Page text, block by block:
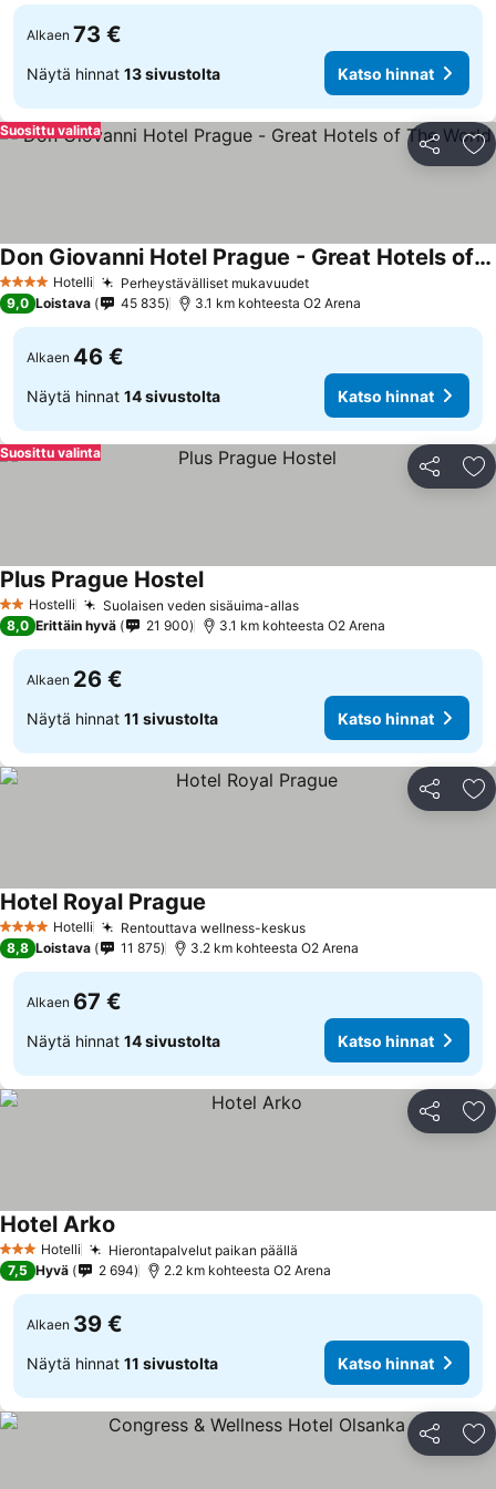
Alkaen 73 €
Näytä hinnat 13 sivustolta Katso hinnat
Jaa
Suosittu valinta
4 Tähtiluokitus
Hotelli Perheystävälliset mukavuudetKatso hinnat
Don Giovanni Hotel Prague - Great Hotels of The World
Katso hinnat
9,0 Loistava 45 835 3.1 km kohteesta O2 Arena
Alkaen 46 €
Näytä hinnat 14 sivustolta Katso hinnat
Jaa
Suosittu valinta
2 Tähtiluokitus
Hostelli Suolaisen veden sisäuima-allasKatso hinnat
Plus Prague HostelKatso hinnat
8,0 Erittäin hyvä 21 900 3.1 km kohteesta O2 Arena
Alkaen 26 €
Näytä hinnat 11 sivustolta Katso hinnat
Jaa
4 Tähtiluokitus
Hotelli Rentouttava wellness-keskusKatso hinnat
Hotel Royal Prague
8,8 Loistava 11 875 3.2 km kohteesta O2 Arena
Alkaen 67 €
Näytä hinnat 14 sivustolta Katso hinnat
Jaa
3 Tähtiluokitus
Hotelli Hierontapalvelut paikan päällä
Hotel Arko
7,5 Hyvä 2 694 2.2 km kohteesta O2 Arena
Alkaen 39 €
Näytä hinnat 11 sivustolta Katso hinnat
Jaa